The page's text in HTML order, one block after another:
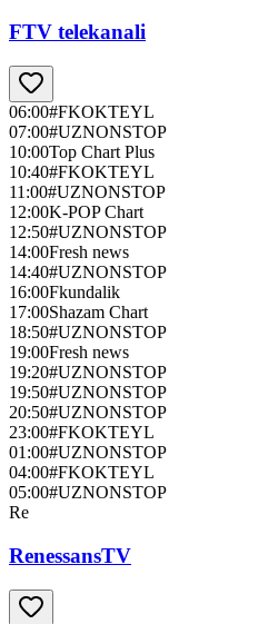
FTV telekanali
06:00#FKOKTEYL
07:00#UZNONSTOP
10:00Top Chart Plus
10:40#FKOKTEYL
11:00#UZNONSTOP
12:00K-POP Chart
12:50#UZNONSTOP
14:00Fresh news
14:40#UZNONSTOP
16:00Fkundalik
17:00Shazam Chart
18:50#UZNONSTOP
19:00Fresh news
19:20#UZNONSTOP
19:50#UZNONSTOP
20:50#UZNONSTOP
23:00#FKOKTEYL
01:00#UZNONSTOP
04:00#FKOKTEYL
05:00#UZNONSTOP
Re
RenessansTV